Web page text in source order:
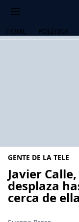
HOME POLÍTICA
GENTE DE LA TELE
Javier
desplaza
cerca de ella